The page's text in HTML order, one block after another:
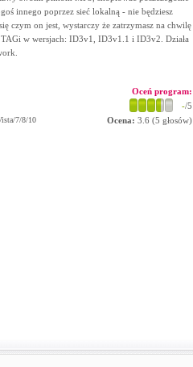
innego poprzez sieć lokalną - nie będziesz
czym on jest, wystarczy że zatrzymasz na chwilę
w wersjach: ID3v1, ID3v1.1 i ID3v2. Działa
7/8/10
Oceń program:
-/5
Ocena: 3.6 (5 głosów)